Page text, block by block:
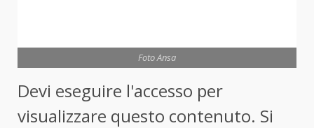
Foto Ansa
Devi eseguire l'accesso per
visualizzare questo contenuto. Si